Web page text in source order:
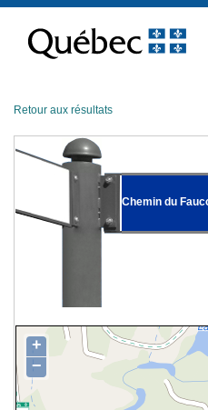
contenu
Retour aux résultats
Chemin du
+
−